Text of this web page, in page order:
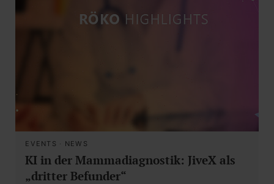
EVENTS · NEWS
KI in der Mammadiagnostik: JiveX als
„dritter Befunder“